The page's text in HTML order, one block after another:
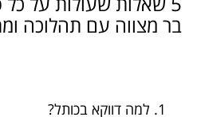
בר מצווה עם תהלוכה
למה דווקא בכותל?